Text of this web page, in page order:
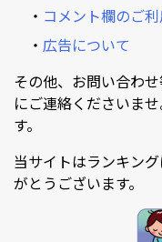
・ コメント欄のご
・ 広告について
その他、お問い合わせ
にご連絡くださいま
す。
当サイトはランキン
がとうございます。